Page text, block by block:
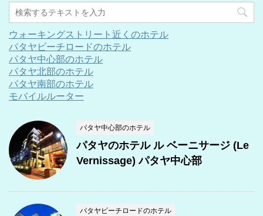
ウォーキングストリート近くのホテル
パタヤビーチロードのホテル
パタヤ中心部のホテル
パタヤ北部のホテル
パタヤ南部のホテル
モバイルルーター
パタヤ中心部のホテル
パタヤのホテル ル ベーニサージ (Le
Vernissage) パタヤ中心部
パタヤビーチロードのホテル